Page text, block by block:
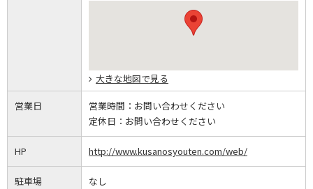
大きな地図で見る
営業日 営業時間： お問い合わせください
定休日： お問い合わせください
HP http://www.kusanosyouten.com/web/
駐車場 なし